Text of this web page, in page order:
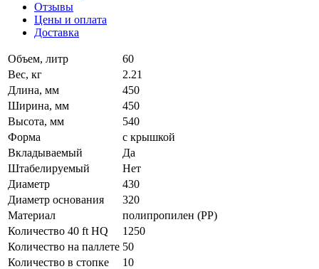
Отзывы
Цены и оплата
Доставка
Объем, литр
60
Вес, кг
2.21
Длина, мм
450
Ширина, мм
450
Высота, мм
540
Форма
с крышкой
Вкладываемый
Да
Штабелируемый
Нет
Диаметр
430
Диаметр основания
320
Материал
полипропилен (PP)
Количество 40 ft HQ
1250
Количество на паллете 50
Количество в стопке
10